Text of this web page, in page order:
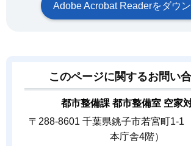
Adobe Acrobat Readerをダウ
このページに関するお問い
都市整備課 都市整備室 空家
〒288-8601 千葉県銚子市若宮町1-1
本庁舎4階）